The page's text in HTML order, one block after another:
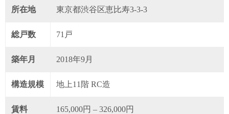
所在地 東京都渋谷区恵比寿3-3-3
総戸数 71戸
築年月 2018年9月
構造規模 地上11階 RC造
賃料 165,000円 – 326,000円